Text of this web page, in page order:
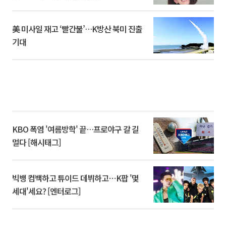
美 미사일 재고 ‘빨간불’…K방산 북미 진출
기대
KBO 폭염 '여름방학' 끝…프로야구 갈 길
멀다 [해시태그]
빅뱅 컴백하고 튜이드 데뷔하고⋯K팝 '몇
세대'세요? [엔터로그]